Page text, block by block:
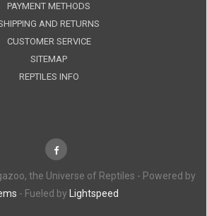
PAYMENT METHODS
AND RETURNS
CUSTOMER SERVICE
SITEMAP
REPTILES INFO
the Universe of Reptiles - Powered by
- Fueled by Lightspeed